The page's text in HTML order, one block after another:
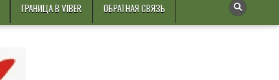
ГРАНИЦА В VIBER ОБРАТНАЯ СВЯЗЬ